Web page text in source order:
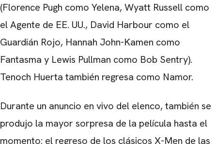
(Florence Pugh como Yelena, Wyatt Russell como
el Agente de EE. UU., David Harbour como el
Guardián Rojo, Hannah John-Kamen como
Fantasma y Lewis Pullman como Bob Sentry).
Tenoch Huerta también regresa como Namor.
Durante un anuncio en vivo del elenco, también se
produjo la mayor sorpresa de la película hasta el
momento: el regreso de los clásicos X-Men de las